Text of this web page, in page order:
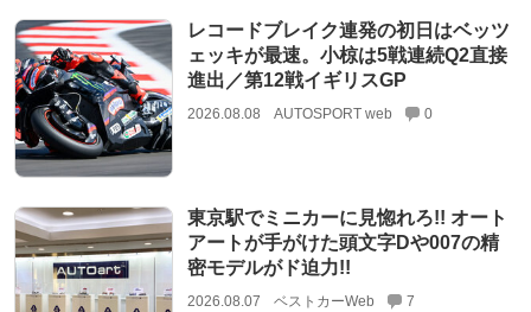
レコードブレイク連発の初日はベッツ
ェッキが最速。小椋は5戦連続Q2直接
進出／第12戦イギリスGP
2026.08.08 AUTOSPORT web 0
東京駅でミニカーに見惚れろ!! オート
アートが手がけた頭文字Dや007の精
密モデルがド迫力!!
2026.08.07 ベストカーWeb 7